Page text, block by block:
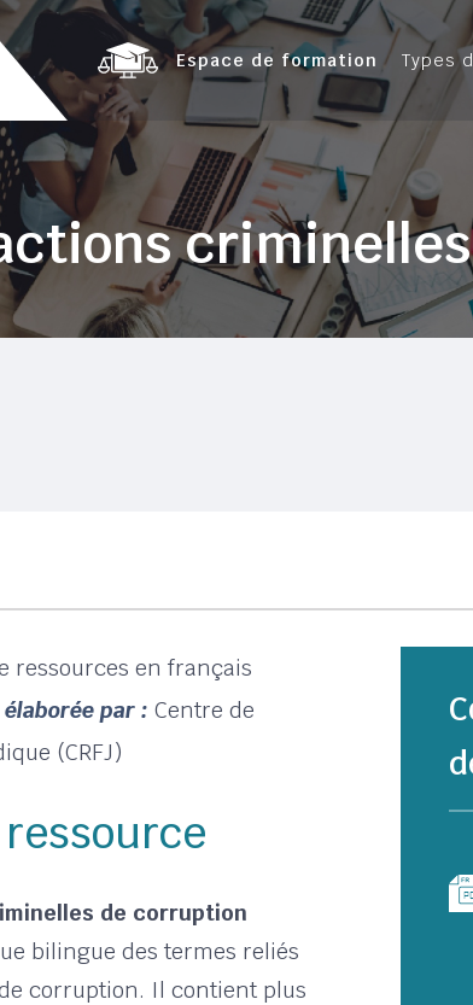
Espace de formation Types
ressources en français
par : Centre de
(CRFJ)
de corruption
bilingue des termes reliés
corruption. Il contient plus